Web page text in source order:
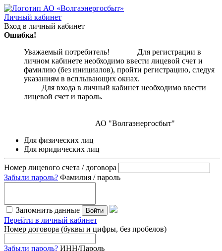
Личный кабинет
Вход в личный кабинет
Ошибка!
Уважаемый потребитель! Для регистрации в
личном кабинете необходимо ввести лицевой счет и
фамилию (без инициалов), пройти регистрацию, следуя
указаниям в всплывающих окнах.
Для входа в личный кабинет необходимо ввести
лицевой счет и пароль.
АО "Волгаэнергосбыт"
Для физических лиц
Для юридических лиц
Номер лицевого счета / договора
Забыли пароль? Фамилия / пароль
Запомнить данные Войти
Перейти в личный кабинет
Номер договора (буквы и цифры, без пробелов)
Забыли пароль? ИНН/Пароль